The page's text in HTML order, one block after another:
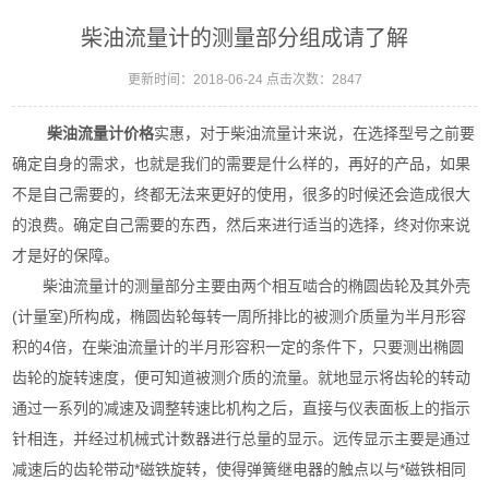
柴油流量计的测量部分组成请了解
更新时间：2018-06-24 点击次数：2847
柴油流量计价格实惠，对于柴油流量计来说，在选择型号之前要
确定自身的需求，也就是我们的需要是什么样的，再好的产品，如果
不是自己需要的，终都无法来更好的使用，很多的时候还会造成很大
的浪费。确定自己需要的东西，然后来进行适当的选择，终对你来说
才是好的保障。
柴油流量计的测量部分主要由两个相互啮合的椭圆齿轮及其外壳
(计量室)所构成，椭圆齿轮每转一周所排比的被测介质量为半月形容
积的4倍，在柴油流量计的半月形容积一定的条件下，只要测出椭圆
齿轮的旋转速度，便可知道被测介质的流量。就地显示将齿轮的转动
通过一系列的减速及调整转速比机构之后，直接与仪表面板上的指示
针相连，并经过机械式计数器进行总量的显示。远传显示主要是通过
减速后的齿轮带动*磁铁旋转，使得弹簧继电器的触点以与*磁铁相同